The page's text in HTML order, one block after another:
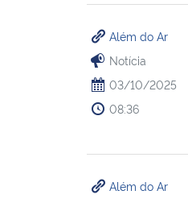
Além do Ar
Notícia
03/10/2025
08:36
Além do Ar